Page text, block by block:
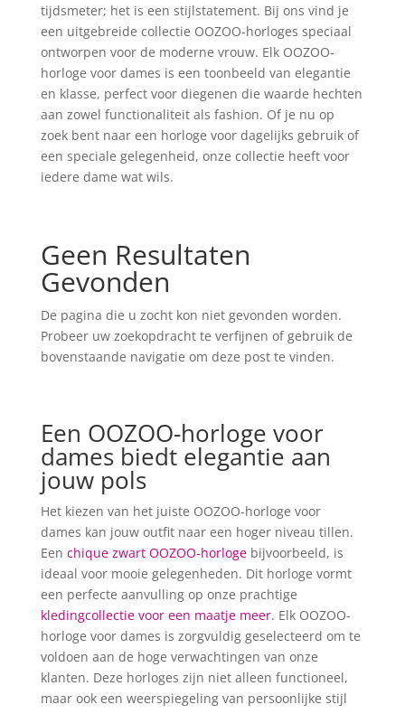
tijdsmeter; het is een stijlstatement. Bij ons vind je
een uitgebreide collectie OOZOO-horloges speciaal
ontworpen voor de moderne vrouw. Elk OOZOO-
horloge voor dames is een toonbeeld van elegantie
en klasse, perfect voor diegenen die waarde hechten
aan zowel functionaliteit als fashion. Of je nu op
zoek bent naar een horloge voor dagelijks gebruik of
een speciale gelegenheid, onze collectie heeft voor
iedere dame wat wils.
Geen Resultaten
Gevonden
De pagina die u zocht kon niet gevonden worden.
Probeer uw zoekopdracht te verfijnen of gebruik de
bovenstaande navigatie om deze post te vinden.
Een OOZOO-horloge voor
dames biedt elegantie aan
jouw pols
Het kiezen van het juiste OOZOO-horloge voor
dames kan jouw outfit naar een hoger niveau tillen.
Een chique zwart OOZOO-horlogebijvoorbeeld, is
ideaal voor mooie gelegenheden. Dit horloge vormt
een perfecte aanvulling op onze prachtige
kledingcollectie voor een maatje meer. Elk OOZOO-
horloge voor dames is zorgvuldig geselecteerd om te
voldoen aan de hoge verwachtingen van onze
klanten. Deze horloges zijn niet alleen functioneel,
maar ook een weerspiegeling van persoonlijke stijl